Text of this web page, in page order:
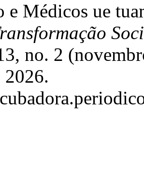
e Médicos ue
no. 2
2026.